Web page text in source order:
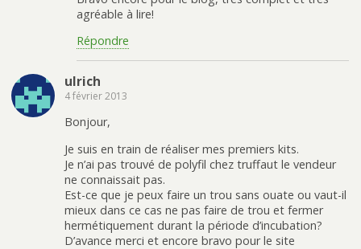
agréable à lire!
Répondre
ulrich
4 février 2013
Bonjour,
Je suis en train de réaliser mes premiers kits.
Je n’ai pas trouvé de polyfil chez truffaut le vendeur
ne connaissait pas.
Est-ce que je peux faire un trou sans ouate ou vaut-il
mieux dans ce cas ne pas faire de trou et fermer
hermétiquement durant la période d’incubation?
D’avance merci et encore bravo pour le site